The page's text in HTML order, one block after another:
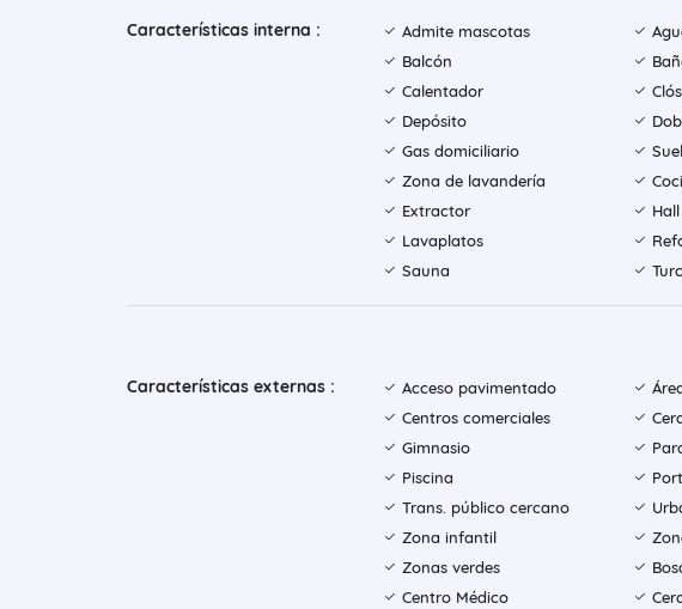
Características interna : Admite mascotas
Balcón
Calentador
Depósito
Gas domiciliario
Zona de lavandería
Extractor
Lavaplatos
Sauna
Características externas : Acceso pavimentado
Centros comerciales
Gimnasio
Piscina
Trans. público cercano
Zona infantil
Zonas verdes
Centro Médico